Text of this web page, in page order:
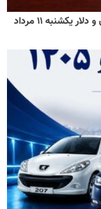
قیمت دینار عراق امروز + نرخ ارز اربعین دولتی به تومان و دلار یکشنبه ۱۱ مرداد